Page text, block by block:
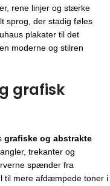
rene linjer og stærke
sprog, der stadig føles
plakater til det
moderne og stilren
grafisk
grafiske og abstrakte
trekanter og
spænder fra
til mere afdæmpede toner i